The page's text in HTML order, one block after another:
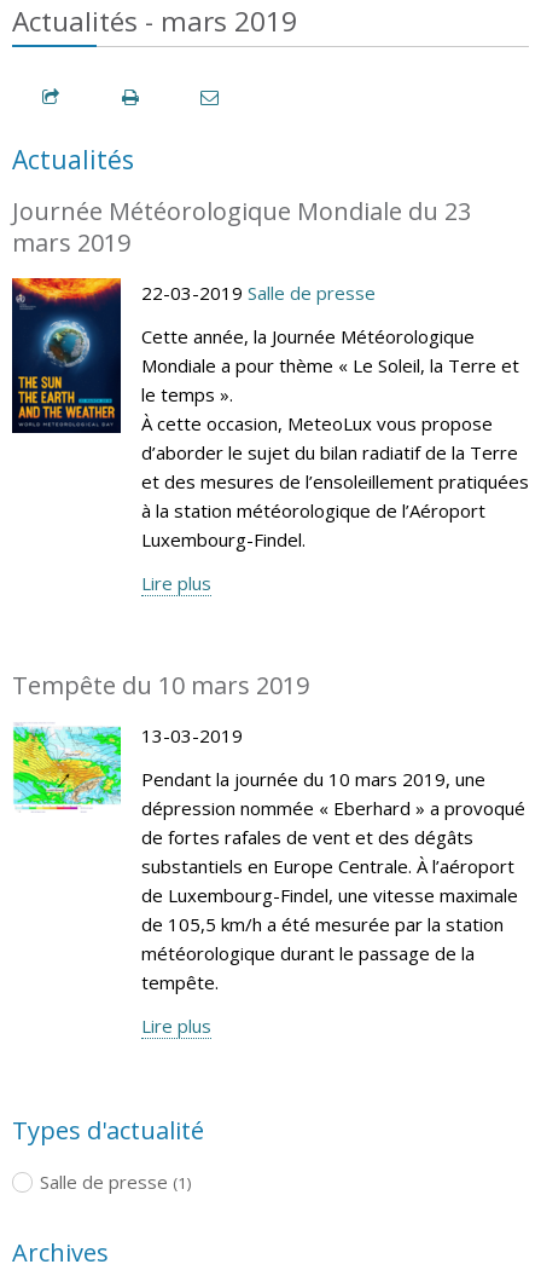
Actualités - mars 2019
Actualités
Journée Météorologique Mondiale du 23
mars 2019
22-03-2019 Salle de presse
Cette année, la Journée Météorologique
Mondiale a pour thème « Le Soleil, la Terre et
le temps ».
À cette occasion, MeteoLux vous propose
d’aborder le sujet du bilan radiatif de la Terre
et des mesures de l’ensoleillement pratiquées
à la station météorologique de l’Aéroport
Luxembourg-Findel.
Lire plus
Tempête du 10 mars 2019
13-03-2019
Pendant la journée du 10 mars 2019, une
dépression nommée « Eberhard » a provoqué
de fortes rafales de vent et des dégâts
substantiels en Europe Centrale. À l’aéroport
de Luxembourg-Findel, une vitesse maximale
de 105,5 km/h a été mesurée par la station
météorologique durant le passage de la
tempête.
Lire plus
Types d'actualité
Salle de presse (1)
Archives